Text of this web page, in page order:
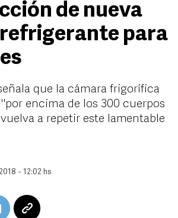
de nueva
para
que la cámara frigorífica
encima de los 300 cuerpos
a repetir este lamentable
- 12:02 hs